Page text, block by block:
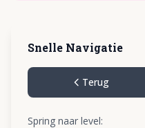
Snelle Navigatie
Terug
Spring naar level: